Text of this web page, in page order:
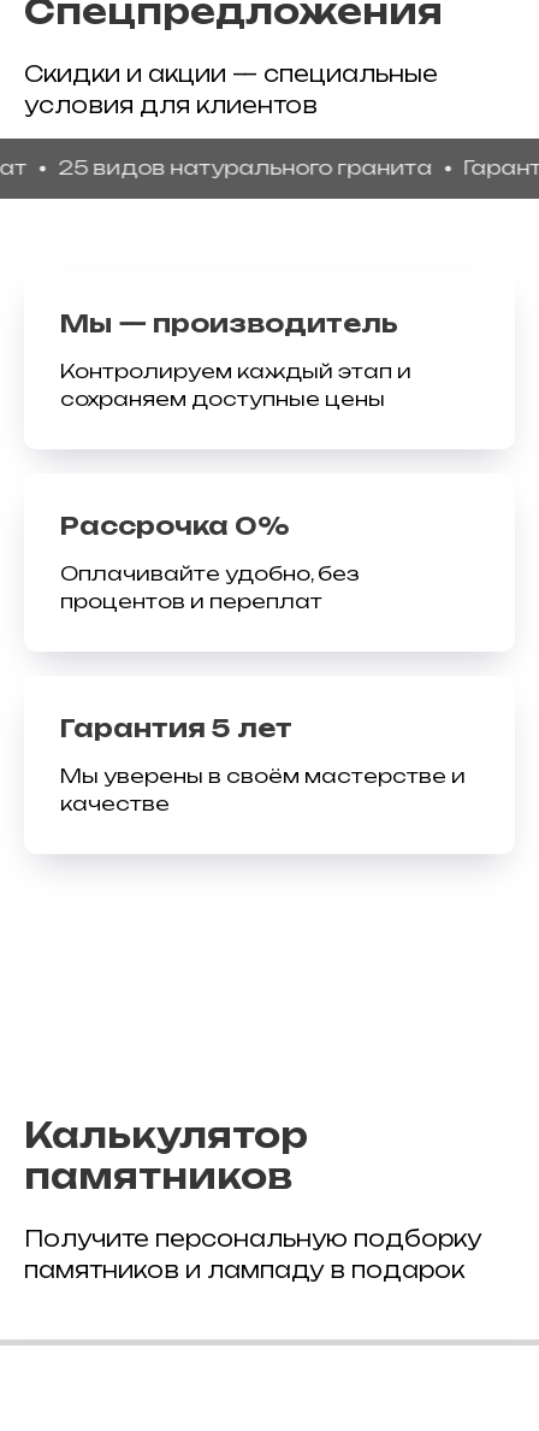
Спецпредложения
Скидки и акции — специальные
условия для клиентов
видов натурального гранита Гарантия
Мы — производитель
Контролируем каждый этап и
сохраняем доступные цены
Рассрочка 0%
Оплачивайте удобно, без
процентов и переплат
Гарантия 5 лет
Мы уверены в своём мастерстве и
качестве
Калькулятор
памятников
Получите персональную подборку
памятников и лампаду в подарок